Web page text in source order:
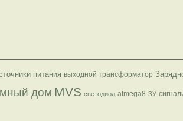
питания выходной трансформатор
дом MVS светодиод atmega8 ЗУ